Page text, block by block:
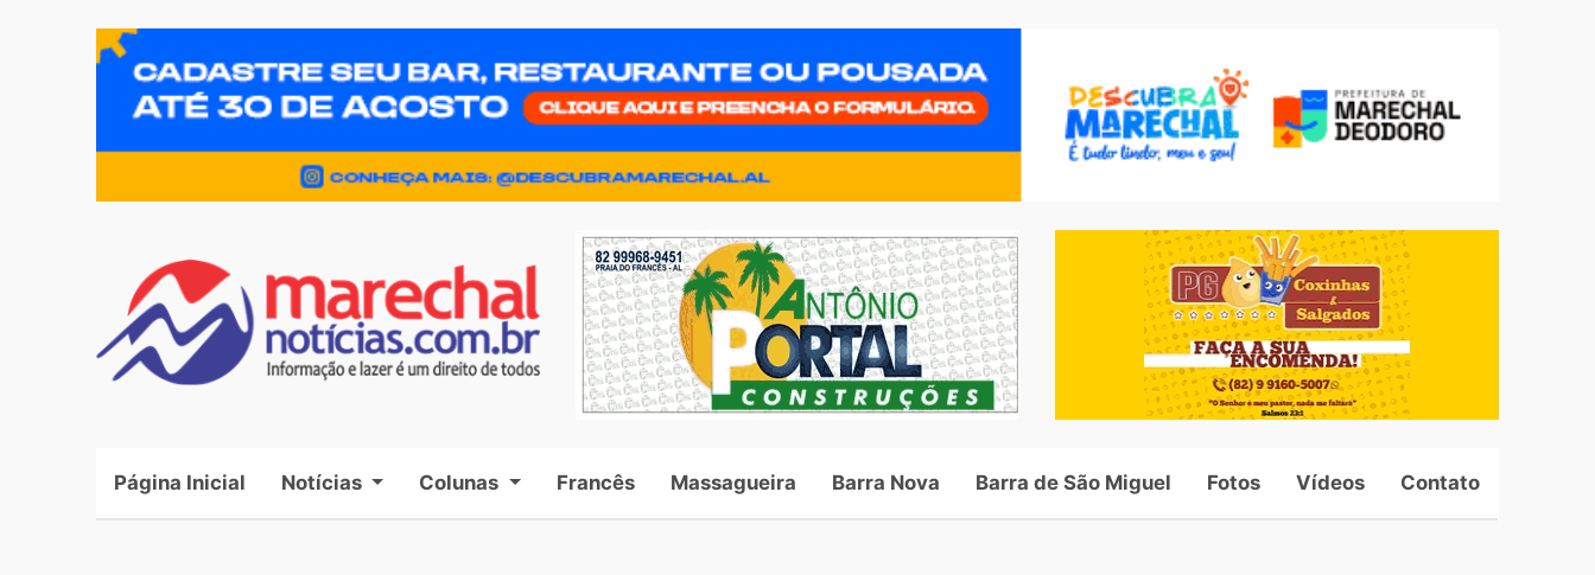
Página Inicial (current)
Notícias Colunas Francês Massagueira Barra Nova Barra de São Miguel Fotos Vídeos Contato